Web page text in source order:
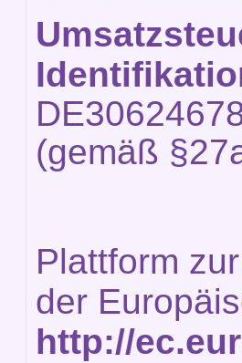
(gemäß
Plattform
der
http://